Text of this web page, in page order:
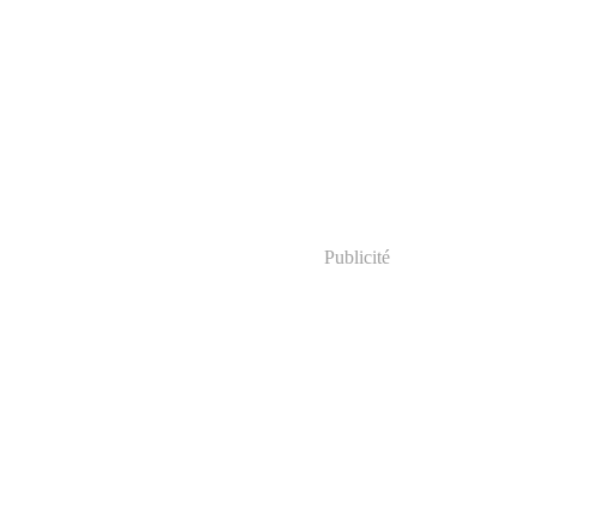
Publicité